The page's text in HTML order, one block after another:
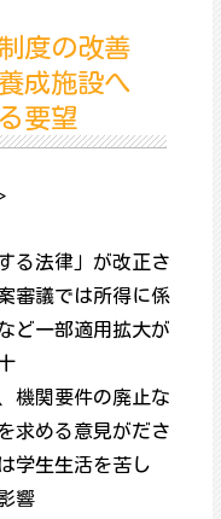
度の改善
成施設へ
要望
る法律」が改正さ
審議では所得に係
ど一部適用拡大が
機関要件の廃止な
求める意見がださ
学生生活を苦し
響